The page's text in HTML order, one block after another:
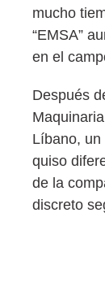
mucho
“EMSA”
en el
Después
Líbano,
quiso
de la
discreto